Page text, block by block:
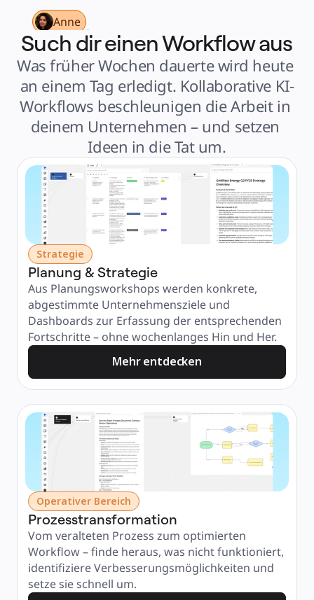
Pharmaindustrie & Life Science
Nach Team
Produktmanagement
Design & UX
Produktleitung & Product Ops
Operativer Bereich
Marketing
IT
Nach strategischer Initiative
Product Operating System
KI-Transformation
Transformation der Arbeitsweisen
Digitaler Arbeitsplatz
Customer Experience & Service Design
Cloud & Softwaretransformation
Ressourcen
Lernen
Erfolgsgeschichten
Academy
Webinare
Reforge Learning
Community & Support
Hilfecenter
Veranstaltungen
Community
Blog
Partner & Dienstleistungen
Miro Professional Services
Lösungspartner
Preise
Anne
Such dir einen Workflow aus
Was früher Wochen dauerte wird heute
an einem Tag erledigt. Kollaborative KI-
Workflows beschleunigen die Arbeit in
deinem Unternehmen – und setzen
Ideen in die Tat um.
Strategie
Planung & Strategie
Aus Planungsworkshops werden konkrete,
abgestimmte Unternehmensziele und
Dashboards zur Erfassung der entsprechenden
Fortschritte – ohne wochenlanges Hin und Her.
Mehr entdecken
Operativer Bereich
Prozesstransformation
Vom veralteten Prozess zum optimierten
Workflow – finde heraus, was nicht funktioniert,
identifiziere Verbesserungsmöglichkeiten und
setze sie schnell um.